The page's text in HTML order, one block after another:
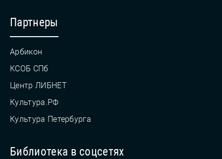
Партнеры
Арбикон
КСОБ СПб
Центр ЛИБНЕТ
Культура.РФ
Культура Петербурга
Библиотека в соцсетях